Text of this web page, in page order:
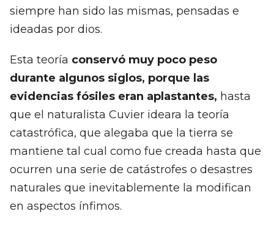
siempre han sido las mismas, pensadas e
ideadas por dios.
Esta teoría conservó muy poco peso
durante algunos siglos, porque las
evidencias fósiles eran aplastantes, hasta
que el naturalista Cuvier ideara la teoría
catastrófica, que alegaba que la tierra se
mantiene tal cual como fue creada hasta que
ocurren una serie de catástrofes o desastres
naturales que inevitablemente la modifican
en aspectos ínfimos.